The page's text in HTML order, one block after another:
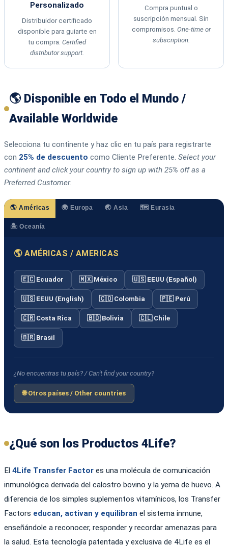
Personalizado
Distribuidor certificado
disponible para guiarte en
tu compra. Certified
distributor support.
Compra puntual o
suscripción mensual. Sin
compromisos. One-time or
subscription.
🌎 Disponible en Todo el Mundo /
Available Worldwide
Selecciona tu continente y haz clic en tu país para registrarte
con 25% de descuento como Cliente Preferente. Select your
continent and click your country to sign up with 25% off as a
Preferred Customer.
🌎 Américas 🌍 Europa 🌏 Asia 🗺️ Eurasia
🏝️ Oceanía
🌎 AMÉRICAS / AMERICAS
🇪🇨 Ecuador 🇲🇽 México 🇺🇸 EEUU (Español)
🇺🇸 EEUU (English) 🇨🇴 Colombia 🇵🇪 Perú
🇨🇷 Costa Rica 🇧🇴 Bolivia 🇨🇱 Chile
🇧🇷 Brasil
¿No encuentras tu país? / Can't find your country?
🌐 Otros países / Other countries
¿Qué son los Productos 4Life?
El 4Life Transfer Factor es una molécula de comunicación
inmunológica derivada del calostro bovino y la yema de huevo. A
diferencia de los simples suplementos vitamínicos, los Transfer
Factors educan, activan y equilibran el sistema inmune,
enseñándole a reconocer, responder y recordar amenazas para
la salud. Esta tecnología patentada y exclusiva de 4Life es el